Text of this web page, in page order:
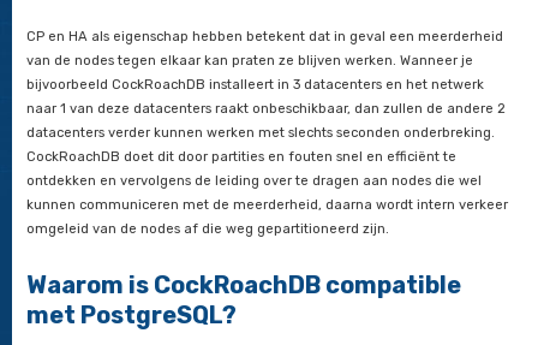
een meerderheid van de nodes, en lees acties vereisen een
alleen van een andere node kunnen komen als schrijf acties
Daarnaast